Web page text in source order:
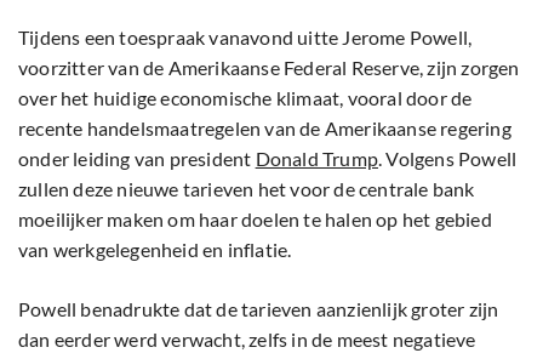
Tijdens een toespraak vanavond uitte Jerome Powell,
voorzitter van de Amerikaanse Federal Reserve, zijn zorgen
over het huidige economische klimaat, vooral door de
recente handelsmaatregelen van de Amerikaanse regering
onder leiding van president Donald Trump. Volgens Powell
zullen deze nieuwe tarieven het voor de centrale bank
moeilijker maken om haar doelen te halen op het gebied
van werkgelegenheid en inflatie.
Powell benadrukte dat de tarieven aanzienlijk groter zijn
dan eerder werd verwacht, zelfs in de meest negatieve